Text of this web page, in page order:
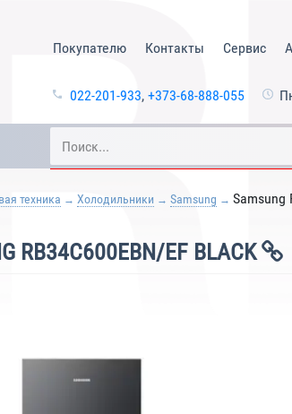
Покупателю Контакты Сервис
022-201-933, +373-68-888-055
техника Холодильники Samsung Samsung
EF BLACK